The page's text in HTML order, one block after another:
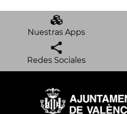
Nuestras Apps
Redes Sociales